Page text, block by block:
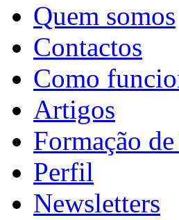
Quem somos
Contactos
Como
Artigos
Formação
Perfil
Newsletters